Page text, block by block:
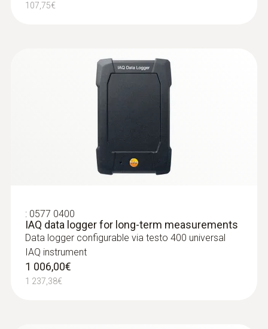
107,75€
: 0577 0400
IAQ data logger for long-term measurements
Data logger configurable via testo 400 universal
IAQ instrument
1 006,00€
1 237,38€